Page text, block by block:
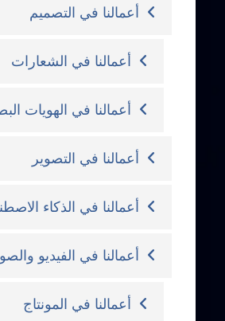
أعمالنا في التصميم
أعمالنا في الشعارات
أعمالنا في الهويات
أعمالنا في التصوير
أعمالنا في الذكاء
أعمالنا في الفيديو
أعمالنا في المونتاج